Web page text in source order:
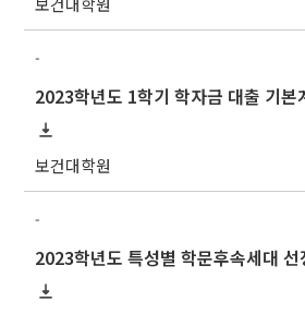
-
2023학년도 1학기 학자금 대출 기본
보건대학원
-
2023학년도 특성별 학문후속세대 선